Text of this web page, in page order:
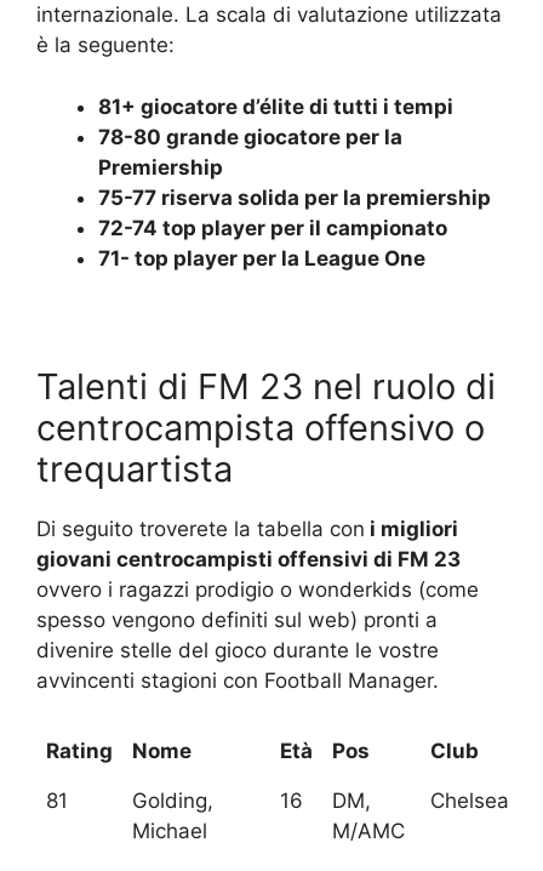
internazionale. La scala di valutazione utilizzata
è la seguente:
81+ giocatore d’élite di tutti i tempi
78-80 grande giocatore per la
Premiership
75-77 riserva solida per la premiership
72-74 top player per il campionato
71- top player per la League One
Talenti di FM 23 nel ruolo di
centrocampista offensivo o
trequartista
Di seguito troverete la tabella con i migliori
giovani centrocampisti offensivi di FM 23
ovvero i ragazzi prodigio o wonderkids (come
spesso vengono definiti sul web) pronti a
divenire stelle del gioco durante le vostre
avvincenti stagioni con Football Manager.
Rating Nome Età Pos Club
81
Golding,
Michael
16
DM,
M/AMC
Chelsea